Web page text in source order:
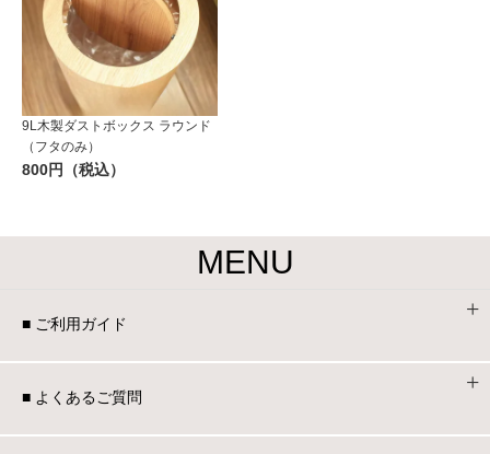
9L木製ダストボックス ラウンド
（フタのみ）
800円（税込）
MENU
■ ご利用ガイド
■ よくあるご質問